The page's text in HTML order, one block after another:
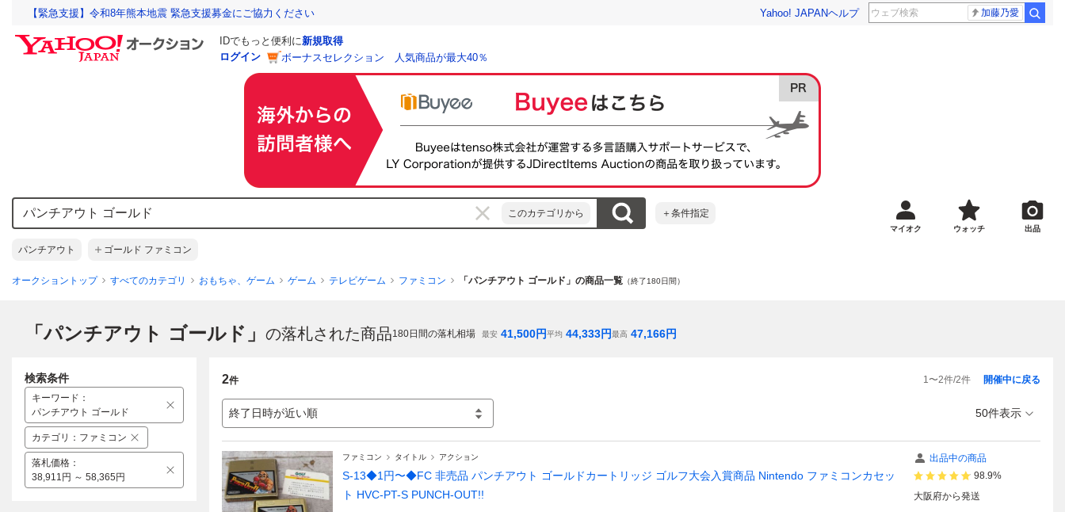
【緊急支援】令和8年熊本地震 緊急支援募金にご協力ください Yahoo! JAPANヘルプ 加藤乃愛
IDでもっと便利に新規取得
ログイン
ボーナスセレクション 人気商品が最大40％
このカテゴリから ＋条件指定
パンチアウト ゴールド ファミコン
マイオク ウォッチ 出品
オークショントップ すべてのカテゴリ おもちゃ、ゲーム ゲーム テレビゲーム ファミコン 「パンチアウト ゴールド」の商品一覧 （終了180日間）
「パンチアウト ゴールド」 の落札された商品180日間の落札相場 最安 41,500円平均 44,333円最高 47,166円
2件 1〜2件/2件
終了日時が近い順
開催中に戻る
50件表示
ファミコン タイトル アクション
S-13◆1円〜◆FC 非売品 パンチアウト ゴールドカートリッジ ゴルフ大会入賞商品 Nintendo ファミコンカセッ
ト HVC-PT-S PUNCH-OUT!!
出品中の商品
98.9%
大阪府から発送
検索条件
キーワード ：
パンチアウト ゴールド
カテゴリ ： ファミコン
落札価格 ：
38,911円 ～ 58,365円